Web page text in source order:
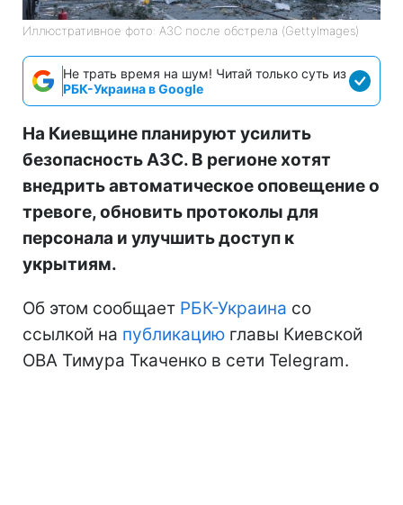
Иллюстративное фото: АЗС после обстрела (GettyImages)
Не трать время на шум! Читай только суть из
РБК-Украина в Google
На Киевщине планируют усилить
безопасность АЗС. В регионе хотят
внедрить автоматическое оповещение о
тревоге, обновить протоколы для
персонала и улучшить доступ к
укрытиям.
Об этом сообщает РБК-Украина со
ссылкой на публикацию главы Киевской
ОВА Тимура Ткаченко в сети Telegram.